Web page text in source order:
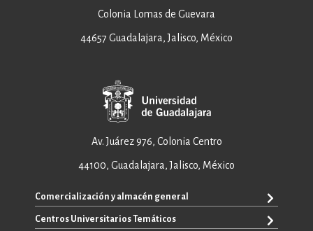
Colonia Lomas de Guevara
44657 Guadalajara, Jalisco, México
Av. Juárez 976, Colonia Centro
44100, Guadalajara, Jalisco, México
Comercialización y almacén general
ventas@editorial.udg.mx
Centros Universitarios Temáticos